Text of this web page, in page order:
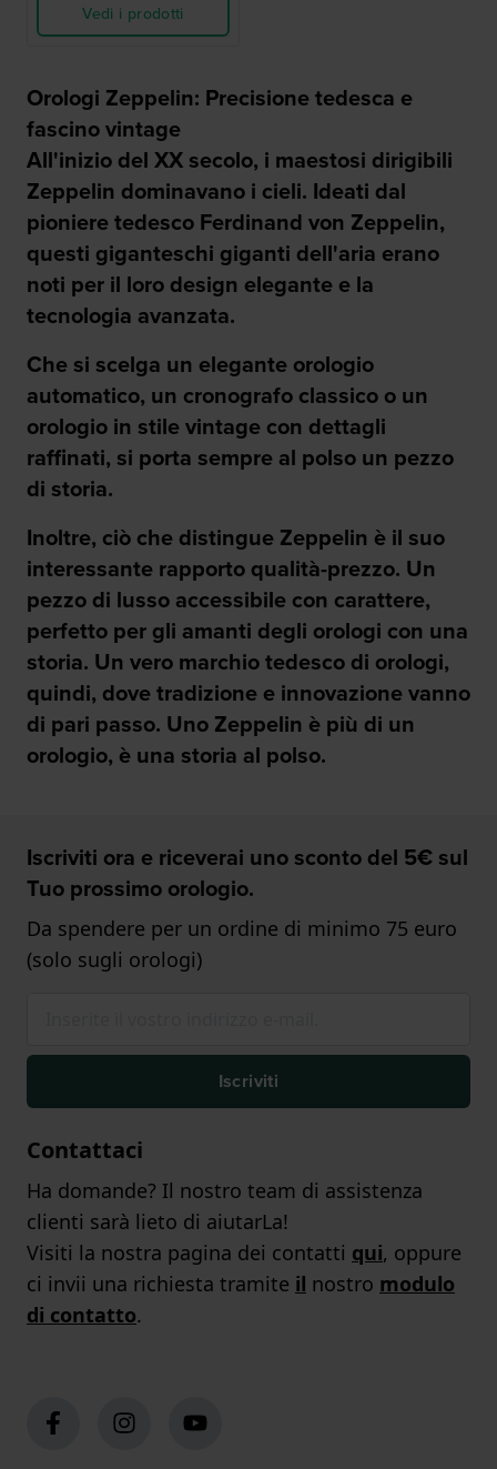
Vedi i prodotti
Orologi Zeppelin: Precisione tedesca e
fascino vintage
All'inizio del XX secolo, i maestosi dirigibili
Zeppelin dominavano i cieli. Ideati dal
pioniere tedesco Ferdinand von Zeppelin,
questi giganteschi giganti dell'aria erano
noti per il loro design elegante e la
tecnologia avanzata.
Che si scelga un elegante orologio
automatico, un cronografo classico o un
orologio in stile vintage con dettagli
raffinati, si porta sempre al polso un pezzo
di storia.
Inoltre, ciò che distingue Zeppelin è il suo
interessante rapporto qualità-prezzo. Un
pezzo di lusso accessibile con carattere,
perfetto per gli amanti degli orologi con una
storia. Un vero marchio tedesco di orologi,
quindi, dove tradizione e innovazione vanno
di pari passo. Uno Zeppelin è più di un
orologio, è una storia al polso.
Iscriviti ora e riceverai uno sconto del 5€ sul
Tuo prossimo orologio.
Da spendere per un ordine di minimo 75 euro
(solo sugli orologi)
Iscriviti
Contattaci
Ha domande? Il nostro team di assistenza
clienti sarà lieto di aiutarLa!
Visiti la nostra pagina dei contatti qui, oppure
ci invii una richiesta tramite il nostro modulo
di contatto.